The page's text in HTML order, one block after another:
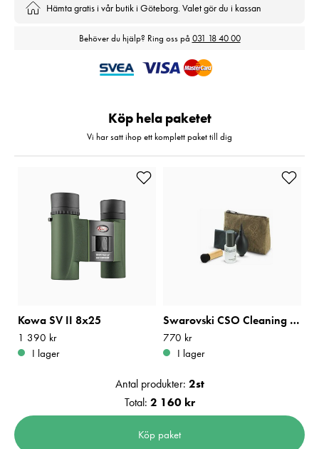
Hämta gratis i vår butik i Göteborg. Valet gör du i kassan
Behöver du hjälp? Ring oss på 031 18 40 00
Köp hela paketet
Vi har satt ihop ett komplett paket till dig
Kowa SV II 8x25
Pris:1 390 kr
1 390 kr
I lager
Swarovski CSO Cleaning Set Optics
Pris: 770 kr
770 kr
I lager
Antal produkter: 2st
Total: 2 160 kr
Köp paket